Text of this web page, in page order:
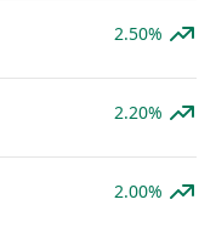
2.50%
2.20%
2.00%